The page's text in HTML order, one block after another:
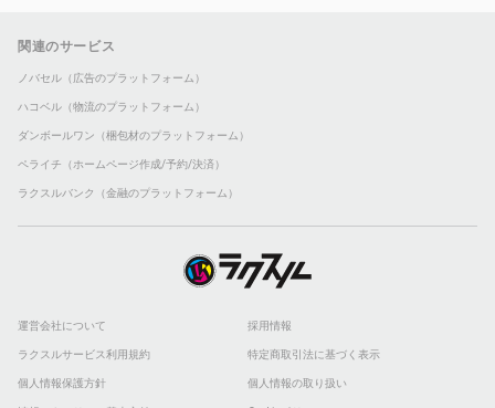
関連のサービス
ノバセル（広告のプラットフォーム）
ハコベル（物流のプラットフォーム）
ダンボールワン（梱包材のプラットフォーム）
ペライチ（ホームページ作成/予約/決済）
ラクスルバンク（金融のプラットフォーム）
運営会社について 採用情報
ラクスルサービス利用規約 特定商取引法に基づく表示
個人情報保護方針 個人情報の取り扱い